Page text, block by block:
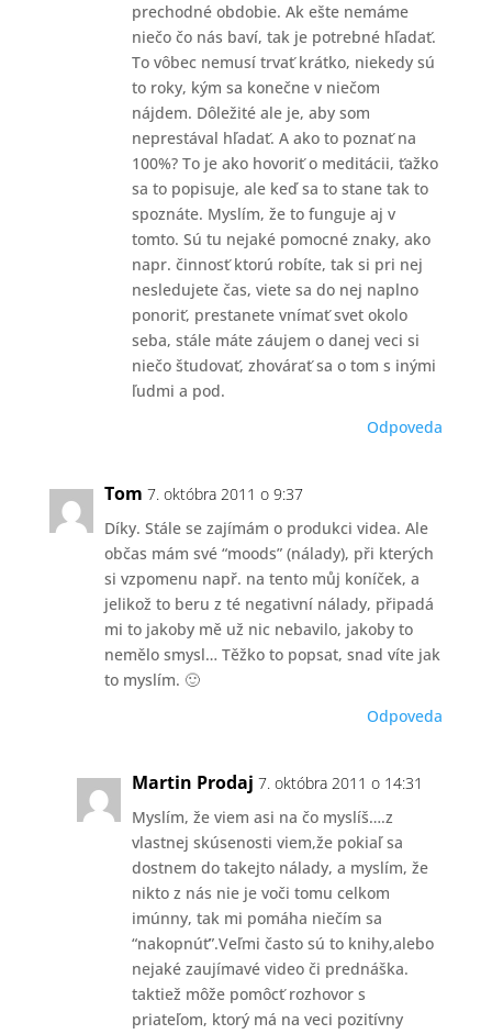
prechodné obdobie. Ak ešte nemáme
niečo čo nás baví, tak je potrebné hľadať.
To vôbec nemusí trvať krátko, niekedy sú
to roky, kým sa konečne v niečom
nájdem. Dôležité ale je, aby som
neprestával hľadať. A ako to poznať na
100%? To je ako hovoriť o meditácii, ťažko
sa to popisuje, ale keď sa to stane tak to
spoznáte. Myslím, že to funguje aj v
tomto. Sú tu nejaké pomocné znaky, ako
napr. činnosť ktorú robíte, tak si pri nej
nesledujete čas, viete sa do nej naplno
ponoriť, prestanete vnímať svet okolo
seba, stále máte záujem o danej veci si
niečo študovať, zhovárať sa o tom s inými
ľudmi a pod.
Odpoveda
Tom 7. októbra 2011 o 9:37
Díky. Stále se zajímám o produkci videa. Ale
občas mám své “moods” (nálady), při kterých
si vzpomenu např. na tento můj koníček, a
jelikož to beru z té negativní nálady, připadá
mi to jakoby mě už nic nebavilo, jakoby to
nemělo smysl… Těžko to popsat, snad víte jak
to myslím. 🙂
Odpoveda
Martin Prodaj 7. októbra 2011 o 14:31
Myslím, že viem asi na čo myslíš….z
vlastnej skúsenosti viem,že pokiaľ sa
dostnem do takejto nálady, a myslím, že
nikto z nás nie je voči tomu celkom
imúnny, tak mi pomáha niečím sa
“nakopnúť”.Veľmi často sú to knihy,alebo
nejaké zaujímavé video či prednáška.
taktiež môže pomôcť rozhovor s
priateľom, ktorý má na veci pozitívny